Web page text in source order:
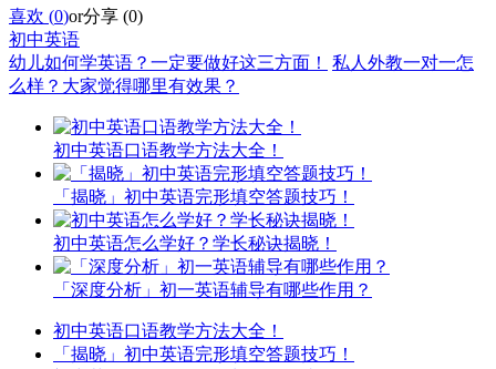
喜欢 (0)or分享 (0)
初中英语
幼儿如何学英语？一定要做好这三方面！
私人外教一对一怎
么样？大家觉得哪里有效果？
初中英语口语教学方法大全！
「揭晓」初中英语完形填空答题技巧！
初中英语怎么学好？学长秘诀揭晓！
「深度分析」初一英语辅导有哪些作用？
初中英语口语教学方法大全！
「揭晓」初中英语完形填空答题技巧！